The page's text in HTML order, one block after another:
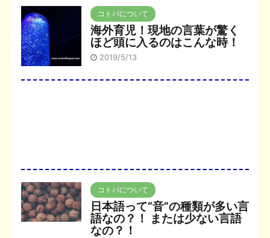
コトバについて
海外育児！現地の言葉が驚く
ほど頭に入るのはこんな時！
2019/5/13
コトバについて
日本語って“音”の種類が多い言
語なの？！ または少ない言語
なの？！